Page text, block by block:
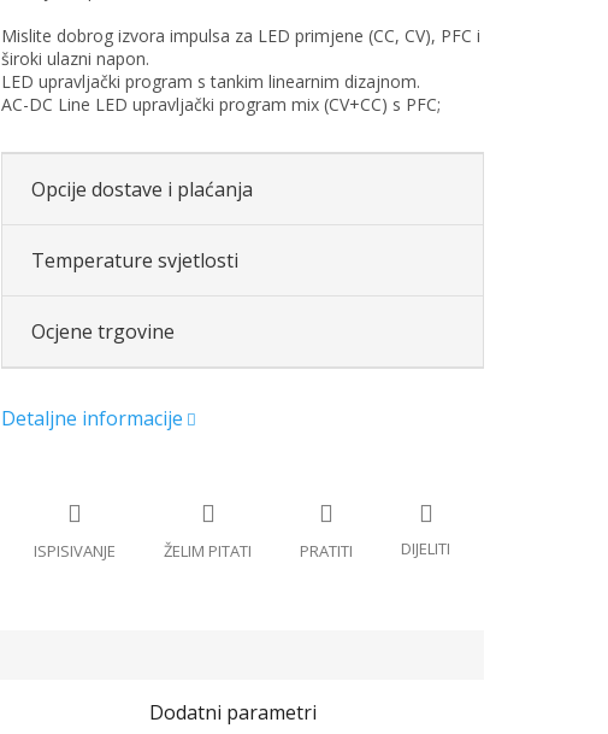
Mislite dobrog izvora impulsa za LED primjene (CC, CV), PFC i
široki ulazni napon.
LED upravljački program s tankim linearnim dizajnom.
AC-DC Line LED upravljački program mix (CV+CC) s PFC;
Opcije dostave i plaćanja
Temperature svjetlosti
Ocjene trgovine